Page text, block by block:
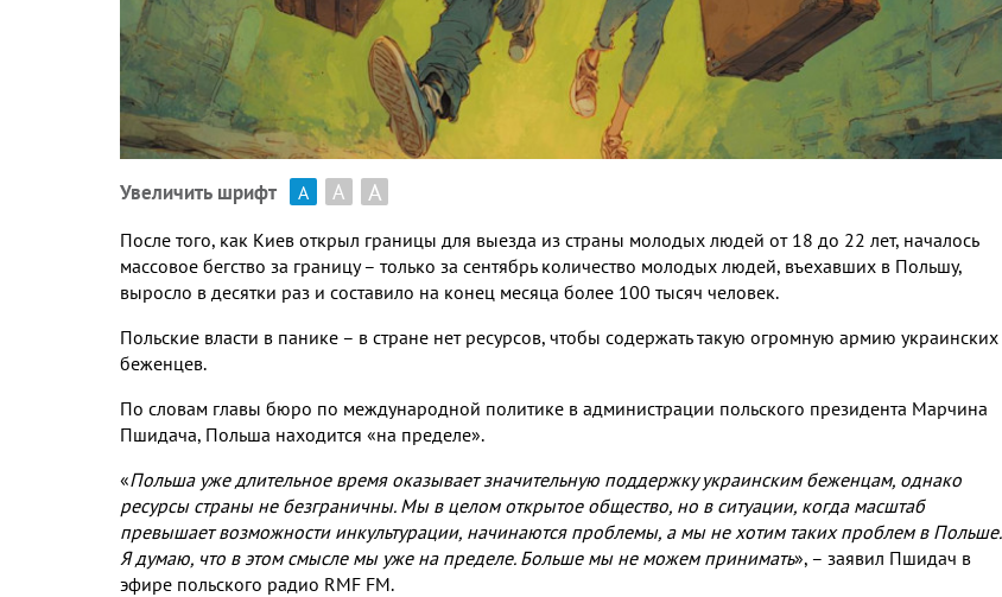
Увеличить шрифт А А А
После того, как Киев открыл границы для выезда из страны молодых людей от 18 до 22 лет, началось
массовое бегство за границу – только за сентябрь количество молодых людей, въехавших в Польшу,
выросло в десятки раз и составило на конец месяца более 100 тысяч человек.
Польские власти в панике – в стране нет ресурсов, чтобы содержать такую огромную армию украинских
беженцев.
По словам главы бюро по международной политике в администрации польского президента Марчина
Пшидача, Польша находится «на пределе».
«Польша уже длительное время оказывает значительную поддержку украинским беженцам, однако
ресурсы страны не безграничны. Мы в целом открытое общество, но в ситуации, когда масштаб
превышает возможности инкультурации, начинаются проблемы, а мы не хотим таких проблем в Польше.
Я думаю, что в этом смысле мы уже на пределе. Больше мы не можем принимать», – заявил Пшидач в
эфире польского радио RMF FM.